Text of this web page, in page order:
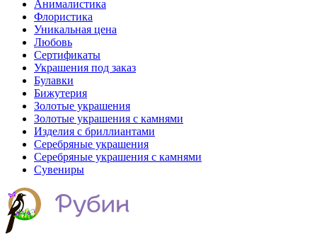
Анималистика
Флористика
Уникальная цена
Любовь
Сертификаты
Украшения под заказ
Булавки
Бижутерия
Золотые украшения
Золотые украшения с камнями
Изделия с бриллиантами
Серебряные украшения
Серебряные украшения с камнями
Сувениры